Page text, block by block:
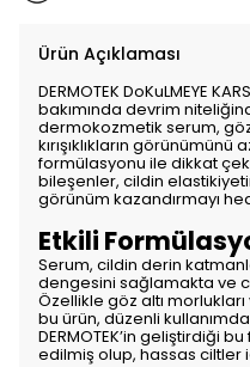
Ürün Açıklaması
DERMOTEK DoKuLMEYE
bakımında devrim
dermokozmetik serum,
kırışıklıkların
formülasyonu ile dikkat
bileşenler, cildin
görünüm kazandırmayı
Etkili
Serum, cildin derin
dengesini sağlamakta ve
Özellikle göz altı
bu ürün, düzenli
DERMOTEK’in geliştirdiği
edilmiş olup, hassas ciltler